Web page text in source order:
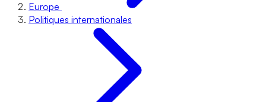
Europe
Politiques internationales